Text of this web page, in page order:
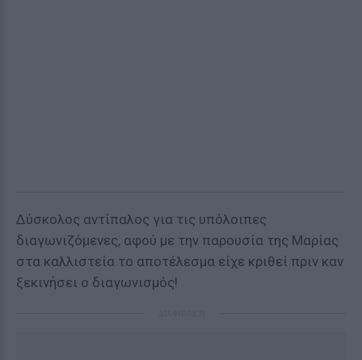
Δύσκολος αντίπαλος για τις υπόλοιπες
διαγωνιζόμενες, αφού με την παρουσία της Μαρίας
στα καλλιστεία το αποτέλεσμα είχε κριθεί πριν καν
ξεκινήσει ο διαγωνισμός!